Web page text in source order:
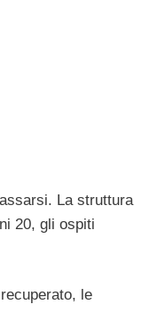
La struttura
20, gli ospiti
le